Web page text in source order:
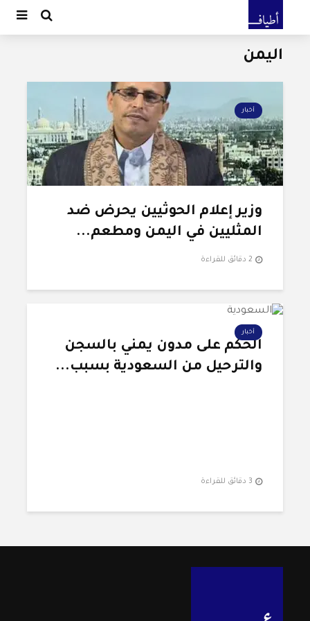
اليمن
أخبار
وزير إعلام الحوثيين يحرض ضد
المثليين في اليمن ومطعم...
2 دقائق للقراءة
أخبار
الحكم على مدون يمني بالسجن
والترحيل من السعودية بسبب...
3 دقائق للقراءة